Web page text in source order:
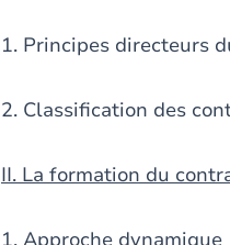
1. Principes directeurs
2. Classification des
II. La formation du
1. Approche dynamique